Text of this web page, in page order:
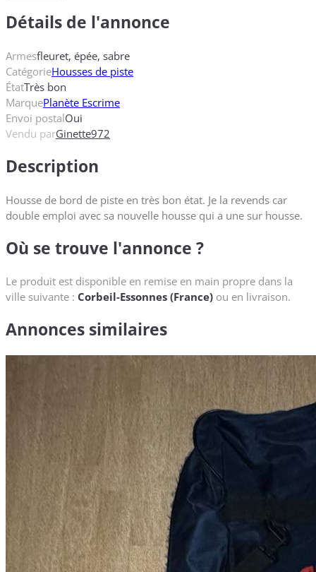
Détails de l'annonce
Armesfleuret, épée, sabre
CatégorieHousses de piste
ÉtatTrès bon
MarquePlanète Escrime
Envoi postalOui
Vendu parGinette972
Description
Housse de bord de piste en très bon état. Je la revends car
double emploi avec sa nouvelle housse qui a une sur housse.
Où se trouve l'annonce ?
Le produit est disponible en remise en main propre dans la
ville suivante : Corbeil-Essonnes (France) ou en livraison.
Annonces similaires